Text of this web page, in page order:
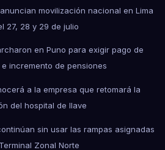
movilización nacional en Lima
27, 28 y 29 de julio
en Puno para exigir pago de
incremento de pensiones
a la empresa que retomará la
del hospital de Ilave
sin usar las rampas asignadas
Zonal Norte